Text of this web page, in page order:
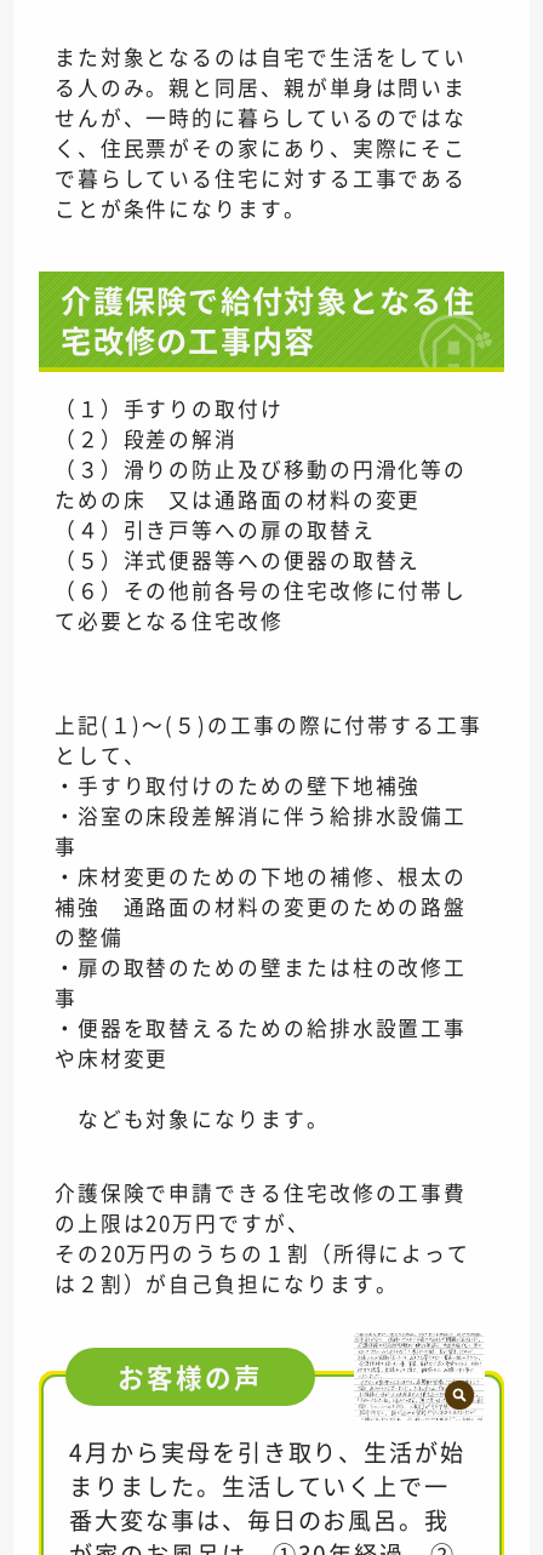
また対象となるのは自宅で生活をしてい
る人のみ。親と同居、親が単身は問いま
せんが、一時的に暮らしているのではな
く、住民票がその家にあり、実際にそこ
で暮らしている住宅に対する工事である
ことが条件になります。
介護保険で給付対象となる住
宅改修の工事内容
（１）手すりの取付け
（２）段差の解消
（３）滑りの防止及び移動の円滑化等の
ための床 又は通路面の材料の変更
（４）引き戸等への扉の取替え
（５）洋式便器等への便器の取替え
（６）その他前各号の住宅改修に付帯し
て必要となる住宅改修
上記(１)～(５)の工事の際に付帯する工事
として、
・手すり取付けのための壁下地補強
・浴室の床段差解消に伴う給排水設備工
事
・床材変更のための下地の補修、根太の
補強 通路面の材料の変更のための路盤
の整備
・扉の取替のための壁または柱の改修工
事
・便器を取替えるための給排水設置工事
や床材変更
なども対象になります。
介護保険で申請できる住宅改修の工事費
の上限は20万円ですが、
その20万円のうちの１割（所得によって
は２割）が自己負担になります。
お客様の声
4月から実母を引き取り、生活が始
まりました。生活していく上で一
番大変な事は、毎日のお風呂。我